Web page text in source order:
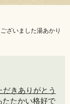
ざいました️湯あかり